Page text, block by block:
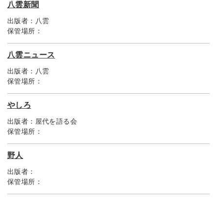
八雲新聞
出版者： 八雲
保管場所：
八雲ニュース
出版者： 八雲
保管場所：
やしろ
出版者： 屋代を語る会
保管場所：
野人
出版者：
保管場所：